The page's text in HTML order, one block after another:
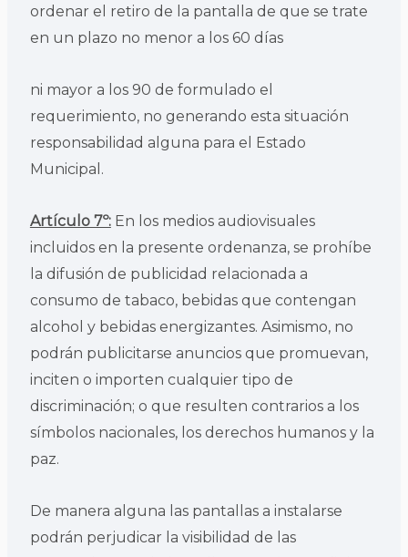
ordenar el retiro de la pantalla de que se trate
en un plazo no menor a los 60 días
ni mayor a los 90 de formulado el
requerimiento, no generando esta situación
responsabilidad alguna para el Estado
Municipal.
Artículo 7º:En los medios audiovisuales
incluidos en la presente ordenanza, se prohíbe
la difusión de publicidad relacionada a
consumo de tabaco, bebidas que contengan
alcohol y bebidas energizantes. Asimismo, no
podrán publicitarse anuncios que promuevan,
inciten o importen cualquier tipo de
discriminación; o que resulten contrarios a los
símbolos nacionales, los derechos humanos y la
paz.
De manera alguna las pantallas a instalarse
podrán perjudicar la visibilidad de las